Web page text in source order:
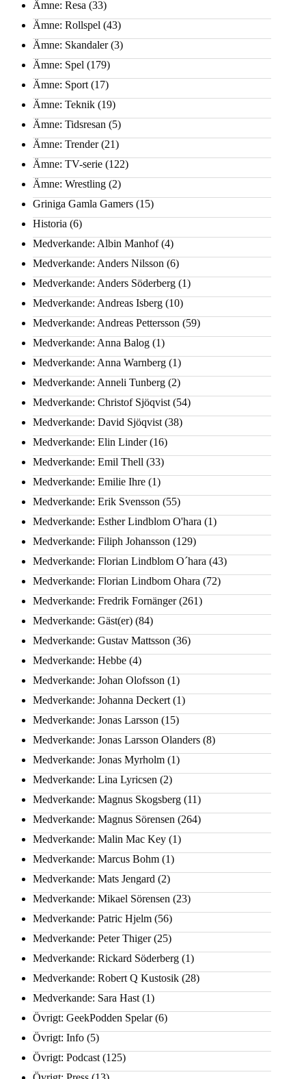
Ämne: Resa (33)
Ämne: Rollspel (43)
Ämne: Skandaler(3)
Ämne: Spel (179)
Ämne: Sport (17)
Ämne: Teknik (19)
Ämne: Tidsresan (5)
Ämne: Trender(21)
Ämne: TV-serie (122)
Ämne: Wrestling (2)
Griniga Gamla Gamers (15)
Historia (6)
Medverkande: Albin Manhof(4)
Medverkande: Anders Nilsson (6)
Medverkande: Anders Söderberg (1)
Medverkande: Andreas Isberg (10)
Medverkande: Andreas Pettersson (59)
Medverkande: Anna Balog (1)
Medverkande: Anna Warnberg (1)
Medverkande: Anneli Tunberg (2)
Medverkande: Christof Sjöqvist (54)
Medverkande: David Sjöqvist (38)
Medverkande: Elin Linder(16)
Medverkande: Emil Thell (33)
Medverkande: Emilie Ihre (1)
Medverkande: Erik Svensson (55)
Medverkande: Esther Lindblom O'hara (1)
Medverkande: Filiph Johansson (129)
Medverkande: Florian Lindblom O´hara (43)
Medverkande: Florian Lindbom Ohara (72)
Medverkande: Fredrik Fornänger(261)
Medverkande: Gäst(er) (84)
Medverkande: Gustav Mattsson (36)
Medverkande: Hebbe (4)
Medverkande: Johan Olofsson (1)
Medverkande: Johanna Deckert (1)
Medverkande: Jonas Larsson (15)
Medverkande: Jonas Larsson Olanders (8)
Medverkande: Jonas Myrholm (1)
Medverkande: Lina Lyricsen (2)
Medverkande: Magnus Skogsberg (11)
Medverkande: Magnus Sörensen (264)
Medverkande: Malin Mac Key (1)
Medverkande: Marcus Bohm (1)
Medverkande: Mats Jengard (2)
Medverkande: Mikael Sörensen (23)
Medverkande: Patric Hjelm (56)
Medverkande: Peter Thiger(25)
Medverkande: Rickard Söderberg (1)
Medverkande: Robert Q Kustosik (28)
Medverkande: Sara Hast (1)
Övrigt: GeekPodden Spelar(6)
Övrigt: Info (5)
Övrigt: Podcast (125)